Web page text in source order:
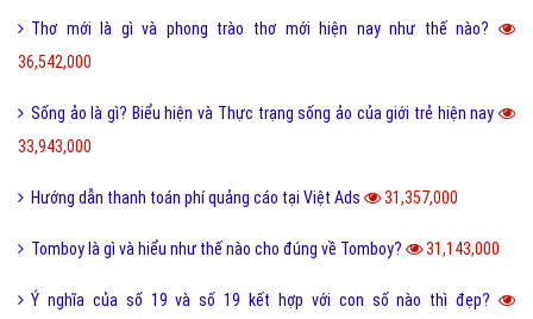
Thơ mới là gì và phong trào thơ mới hiện nay như thế nào?
36,542,000
Sống ảo là gì? Biểu hiện và Thực trạng sống ảo của giới trẻ hiện nay
33,943,000
Hướng dẫn thanh toán phí quảng cáo tại Việt Ads 31,357,000
Tomboy là gì và hiểu như thế nào cho đúng về Tomboy? 31,143,000
Ý nghĩa của số 19 và số 19 kết hợp với con số nào thì đẹp?